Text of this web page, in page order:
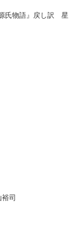
氏物語』戻し訳 星
司